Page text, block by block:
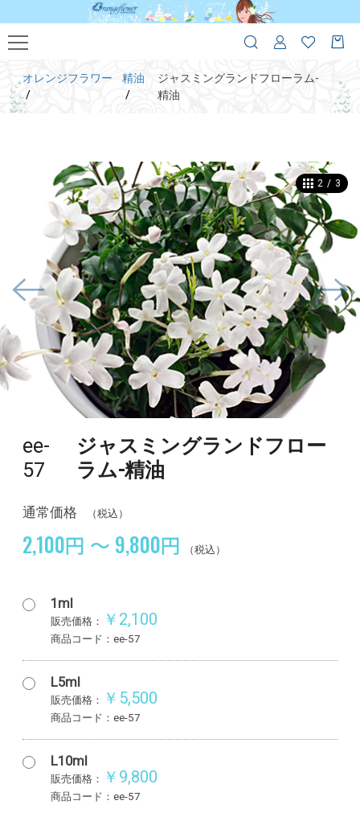
オレンジフラワー 精油
ジャスミングランドフローラム-
精油
2 / 3
ee-
57
ジャスミングランドフロー
ラム-精油
通常価格 （税込）
2,100円 ～ 9,800円 （税込）
1ml
販売価格： ￥2,100
商品コード：ee-57
L5ml
販売価格： ￥5,500
商品コード：ee-57
L10ml
販売価格： ￥9,800
商品コード：ee-57